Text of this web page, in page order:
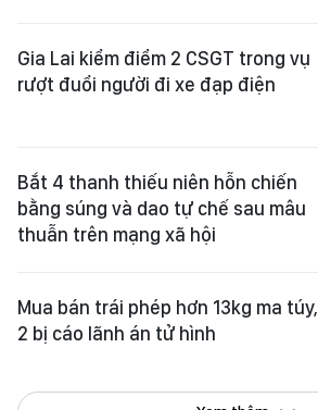
Gia Lai kiểm điểm 2 CSGT trong vụ
rượt đuổi người đi xe đạp điện
Bắt 4 thanh thiếu niên hỗn chiến
bằng súng và dao tự chế sau mâu
thuẫn trên mạng xã hội
Mua bán trái phép hơn 13kg ma túy,
2 bị cáo lãnh án tử hình